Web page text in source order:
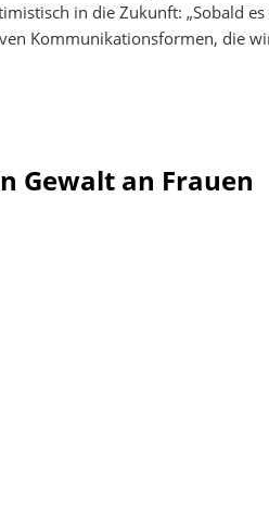
in die Zukunft: „Sobald
Kommunikationsformen, die
Gewalt an Frauen